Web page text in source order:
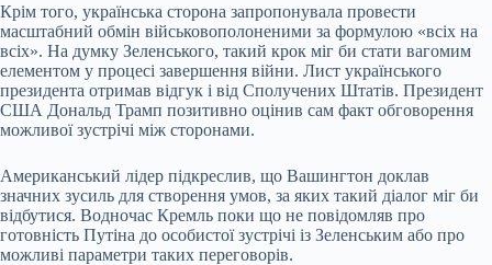
Крім того, українська сторона запропонувала провести
масштабний обмін військовополоненими за формулою «всіх на
всіх». На думку Зеленського, такий крок міг би стати вагомим
елементом у процесі завершення війни. Лист українського
президента отримав відгук і від Сполучених Штатів. Президент
США Дональд Трамп позитивно оцінив сам факт обговорення
можливої зустрічі між сторонами.
Американський лідер підкреслив, що Вашингтон доклав
значних зусиль для створення умов, за яких такий діалог міг би
відбутися. Водночас Кремль поки що не повідомляв про
готовність Путіна до особистої зустрічі із Зеленським або про
можливі параметри таких переговорів.